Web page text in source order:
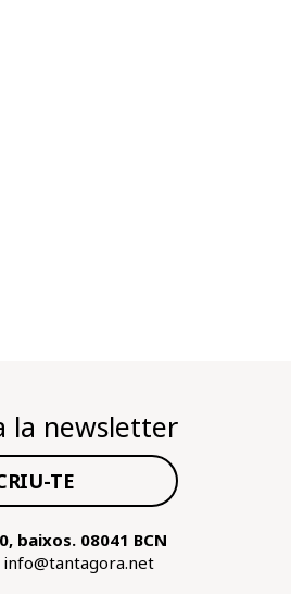
la newsletter
TE
baixos. 08041 BCN
info@tantagora.net